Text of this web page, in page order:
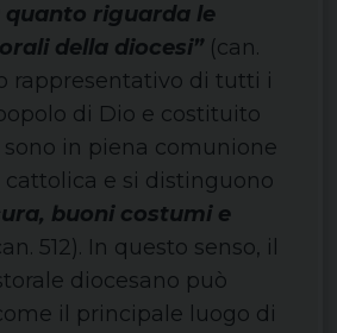
quanto riguarda le
della diocesi” (can.
rappresentativo di tutti i
di Dio e costituito
in piena comunione
cattolica e si distinguono
buoni costumi e
512). In questo senso, il
diocesano può
il principale luogo di